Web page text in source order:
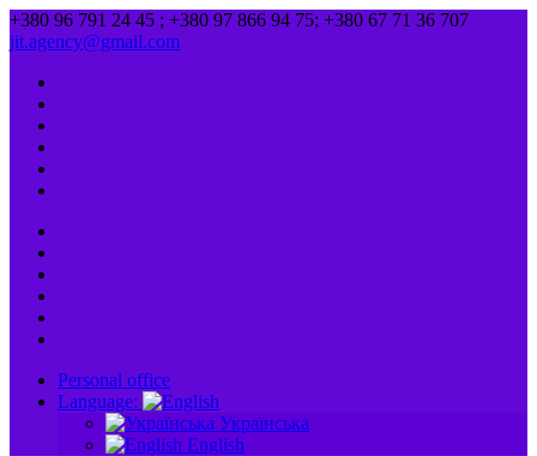
+380 96 791 24 45 ; +380 97 866 94 75; +380 67 71 36 707
jit.agency@gmail.com
Personal office
Language:
Українська
English